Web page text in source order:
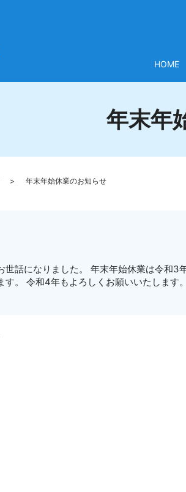
HOME
年末年
年末年始休業のお知らせ
世話になりました。 年末年始休業は令和3
す。 令和4年もよろしくお願いいたします。